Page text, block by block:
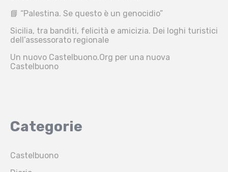
📘 “Palestina. Se questo è un genocidio”
Sicilia, tra banditi, felicità e amicizia. Dei loghi turistici
dell’assessorato regionale
Un nuovo Castelbuono.Org per una nuova
Castelbuono
Categorie
Castelbuono